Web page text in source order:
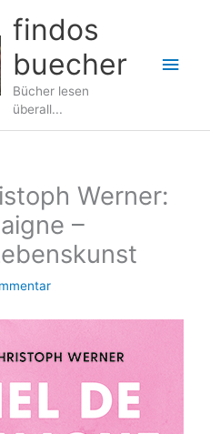
findos
buecher
Bücher lesen
überall...
Werner:
–